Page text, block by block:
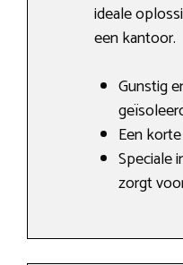
ideale
een kantoor.
Gunstig
Een
Speciale
zorgt